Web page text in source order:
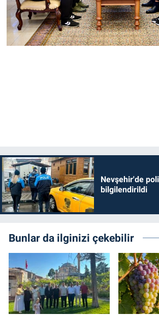
Nevşehir'de
bilgilendirildi
Bunlar da ilginizi çekebilir